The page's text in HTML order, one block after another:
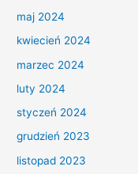
maj 2024
kwiecień 2024
marzec 2024
luty 2024
styczeń 2024
grudzień 2023
listopad 2023